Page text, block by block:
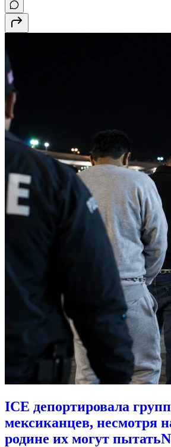
ICE депортировала
мексиканцев, несмотря
родине их могут пытать